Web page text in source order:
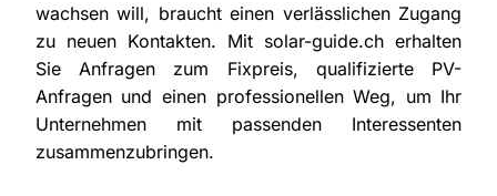
wachsen will, braucht einen verlässlichen Zugang
zu neuen Kontakten. Mit solar-guide.ch erhalten
Sie Anfragen zum Fixpreis, qualifizierte PV-
Anfragen und einen professionellen Weg, um Ihr
Unternehmen mit passenden Interessenten
zusammenzubringen.